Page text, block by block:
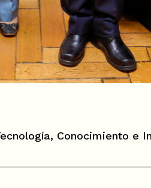
Conocimiento e